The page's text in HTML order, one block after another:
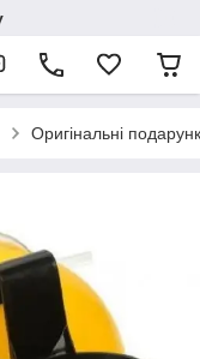
Оригінальні